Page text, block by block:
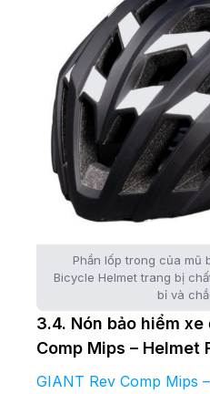
Phần lốp trong của mũ
Bicycle Helmet trang bị
bỉ và
3.4. Nón bảo hiểm xe
Comp Mips – Helmet
GIANT Rev Comp Mips